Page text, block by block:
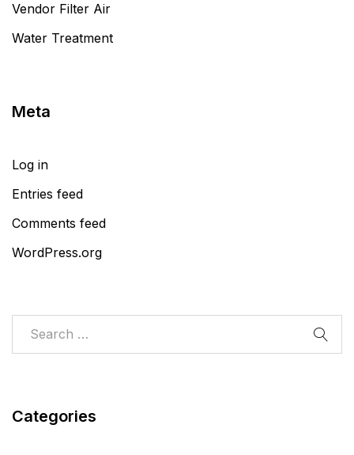
Vendor Filter Air
Water Treatment
Meta
Log in
Entries feed
Comments feed
WordPress.org
Categories